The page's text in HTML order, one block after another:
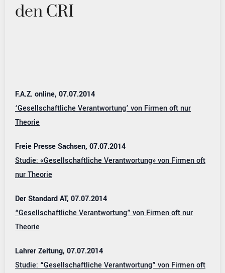
den CRI
F.A.Z. online, 07.07.2014
‘Gesellschaftliche Verantwortung’ von Firmen oft nur
Theorie
Freie Presse Sachsen, 07.07.2014
Studie: «Gesellschaftliche Verantwortung» von Firmen oft
nur Theorie
Der Standard AT, 07.07.2014
“Gesellschaftliche Verantwortung” von Firmen oft nur
Theorie
Lahrer Zeitung, 07.07.2014
Studie: “Gesellschaftliche Verantwortung” von Firmen oft